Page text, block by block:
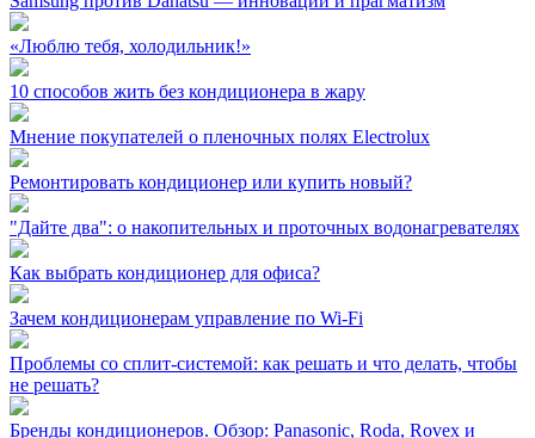
«Люблю тебя, холодильник!»
10 способов жить без кондиционера в жару
Мнение покупателей о пленочных полях Electrolux
Ремонтировать кондиционер или купить новый?
"Дайте два": о накопительных и проточных водонагревателях
Как выбрать кондиционер для офиса?
Зачем кондиционерам управление по Wi-Fi
Проблемы со сплит-системой: как решать и что делать, чтобы
не решать?
Бренды кондиционеров. Обзор: Panasonic, Roda, Rovex и